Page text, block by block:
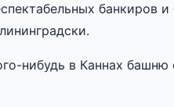
банкиров
нибудь в Каннах